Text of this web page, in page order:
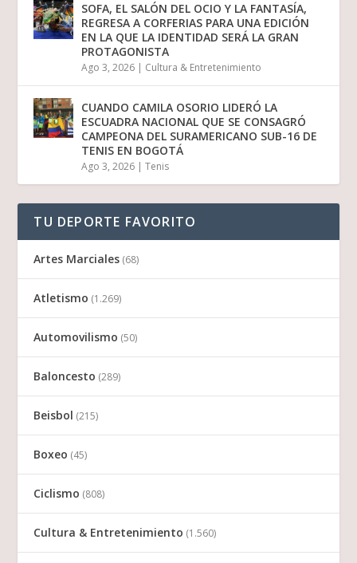
SOFA, EL SALÓN DEL OCIO Y LA FANTASÍA,
REGRESA A CORFERIAS PARA UNA EDICIÓN
EN LA QUE LA IDENTIDAD SERÁ LA GRAN
PROTAGONISTA
Ago 3, 2026 | Cultura & Entretenimiento
CUANDO CAMILA OSORIO LIDERÓ LA
ESCUADRA NACIONAL QUE SE CONSAGRÓ
CAMPEONA DEL SURAMERICANO SUB-16 DE
TENIS EN BOGOTÁ
Ago 3, 2026 |Tenis
TU DEPORTE FAVORITO
Artes Marciales (68)
Atletismo (1.269)
Automovilismo (50)
Baloncesto (289)
Beisbol (215)
Boxeo (45)
Ciclismo (808)
Cultura & Entretenimiento (1.560)